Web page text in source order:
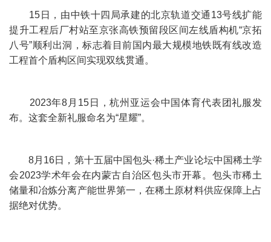
15日，由中铁十四局承建的北京轨道交通13号线扩能
提升工程后厂村站至京张高铁预留段区间左线盾构机“京拓
八号”顺利出洞，标志着目前国内最大规模地铁既有线改造
工程首个盾构区间实现双线贯通。
2023年8月15日，杭州亚运会中国体育代表团礼服发
布。这套全新礼服命名为“星耀”。
8月16日，第十五届中国包头·稀土产业论坛中国稀土学
会2023学术年会在内蒙古自治区包头市开幕。包头市稀土
储量和冶炼分离产能世界第一，在稀土原材料供应保障上占
据绝对优势。